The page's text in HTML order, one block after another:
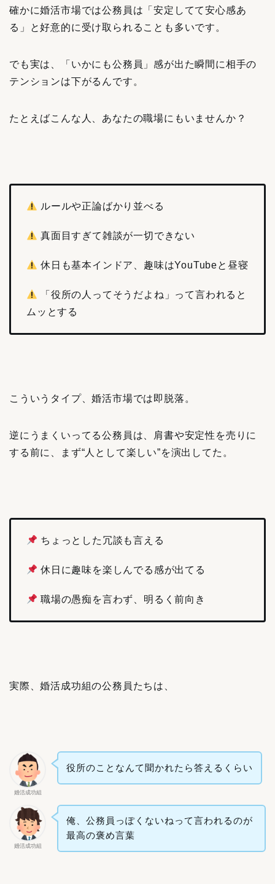
確かに婚活市場では公務員は「安定してて安心感あ
る」と好意的に受け取られることも多いです。
でも実は、「いかにも公務員」感が出た瞬間に相手の
テンションは下がるんです。
たとえばこんな人、あなたの職場にもいませんか？
ルールや正論ばかり並べる
真面目すぎて雑談が一切できない
休日も基本インドア、趣味はYouTubeと昼寝
「役所の人ってそうだよね」って言われると
ムッとする
こういうタイプ、婚活市場では即脱落。
逆にうまくいってる公務員は、肩書や安定性を売りに
する前に、まず“人として楽しい”を演出してた。
ちょっとした冗談も言える
休日に趣味を楽しんでる感が出てる
職場の愚痴を言わず、明るく前向き
実際、婚活成功組の公務員たちは、
婚活成功組
役所のことなんて聞かれたら答えるくらい
婚活成功組
俺、公務員っぽくないねって言われるのが
最高の褒め言葉